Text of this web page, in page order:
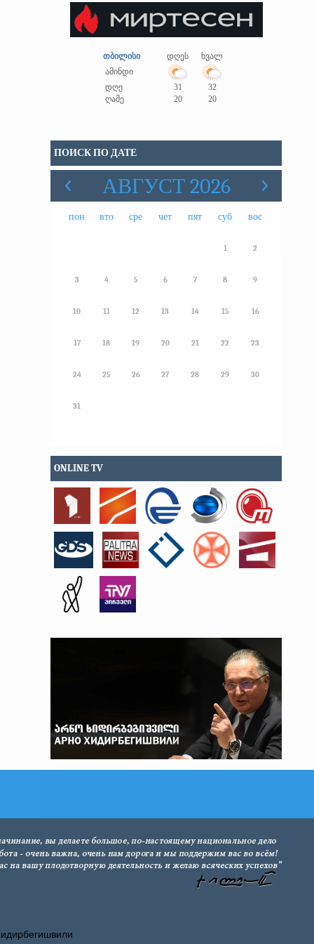
თბილისი დღეს
ხვალ
ამინდი
დღე
31
32
ღამე
20 20
ПОИСК ПО ДАТЕ
АВГУСТ 2026
пон вто сре чет пят суб вос
1 2
3 4 5 6 7 8 9
10 11 12 13 14 15 16
17 18 19 20 21 22 23
24 25 26 27 28 29 30
31
ONLINE TV